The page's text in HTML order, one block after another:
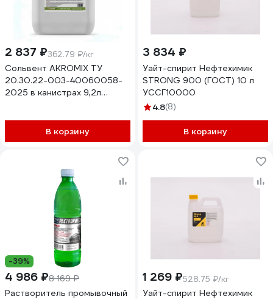
2 837 ₽362.79 ₽/кг
Сольвент AKROMIX ТУ
20.30.22-003-40060058-
2025 в канистрах 9,2л
В корзину
3 834 ₽
Уайт-спирит Нефтехимик
STRONG 900 (ГОСТ) 10 л
УССГ10000
4.8(8)
В корзину
-39%
4 986 ₽8 169 ₽
Растворитель промывочный
1 269 ₽528.75 ₽/кг
Уайт-спирит Нефтехимик